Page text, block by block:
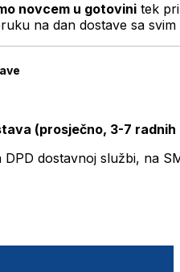
novcem u gotovini tek
na dan dostave sa svim
(prosječno, 3-7 radnih
DPD dostavnoj službi, na